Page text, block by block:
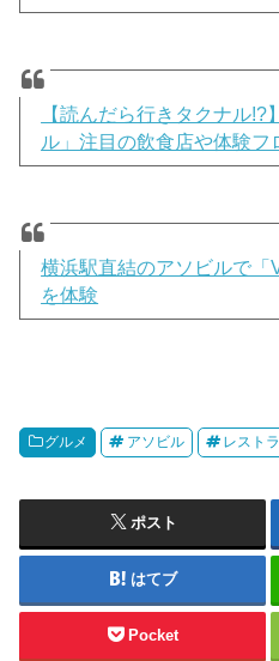
【読んだら行きタクナル
ル」注目の飲食店や体験フ
横浜駅直結のアソビルで「
を体験
グルメ アソビル レスト
ポスト
はてブ
Pocket